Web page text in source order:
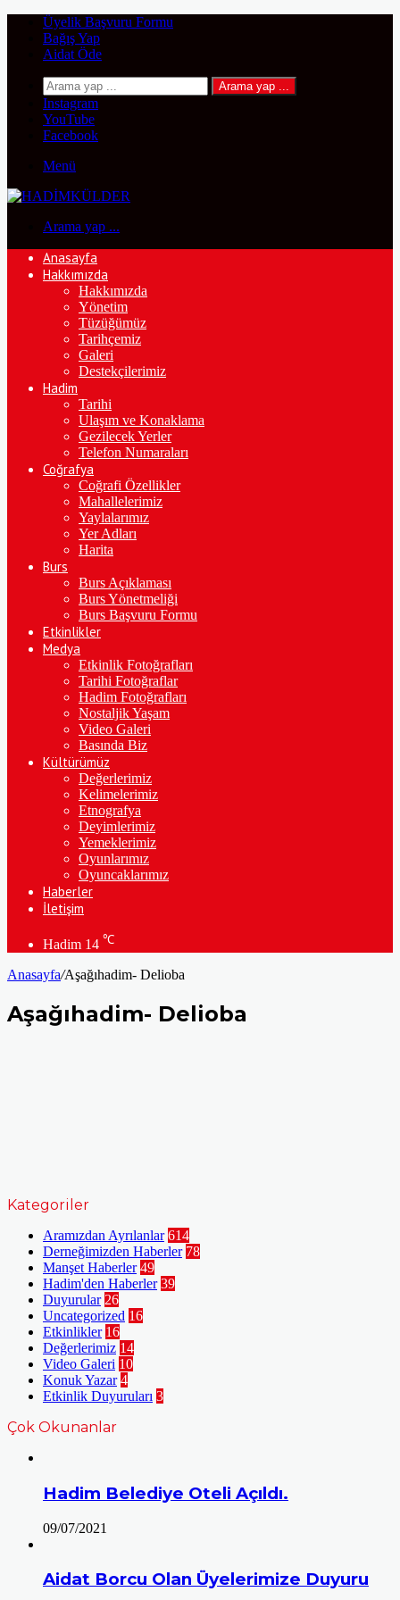
Üyelik Başvuru Formu
Bağış Yap
Aidat Öde
Arama yap ...
Instagram
YouTube
Facebook
Menü
Arama yap ...
Anasayfa
Hakkımızda
Hakkımızda
Yönetim
Tüzüğümüz
Tarihçemiz
Galeri
Destekçilerimiz
Hadim
Tarihi
Ulaşım ve Konaklama
Gezilecek Yerler
Telefon Numaraları
Coğrafya
Coğrafi Özellikler
Mahallelerimiz
Yaylalarımız
Yer Adları
Harita
Burs
Burs Açıklaması
Burs Yönetmeliği
Burs Başvuru Formu
Etkinlikler
Medya
Etkinlik Fotoğrafları
Tarihi Fotoğraflar
Hadim Fotoğrafları
Nostaljik Yaşam
Video Galeri
Basında Biz
Kültürümüz
Değerlerimiz
Kelimelerimiz
Etnografya
Deyimlerimiz
Yemeklerimiz
Oyunlarımız
Oyuncaklarımız
Haberler
İletişim
Hadim 14 ℃
Anasayfa/Aşağıhadim- Delioba
Aşağıhadim- Delioba
Kategoriler
Aramızdan Ayrılanlar 614
Derneğimizden Haberler 78
Manşet Haberler 49
Hadim'den Haberler 39
Duyurular 26
Uncategorized 16
Etkinlikler 16
Değerlerimiz 14
Video Galeri 10
Konuk Yazar 4
Etkinlik Duyuruları 3
Çok Okunanlar
Hadim Belediye Oteli Açıldı.
09/07/2021
Aidat Borcu Olan Üyelerimize Duyuru